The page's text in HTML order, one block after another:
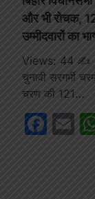
और भी रोचक,
उम्मीदवारों का
Views: 44 ✍️
चुनावी सरगर्मी
चरण की 121…